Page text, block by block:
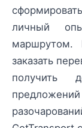
личный
маршрутом.
заказать
получить